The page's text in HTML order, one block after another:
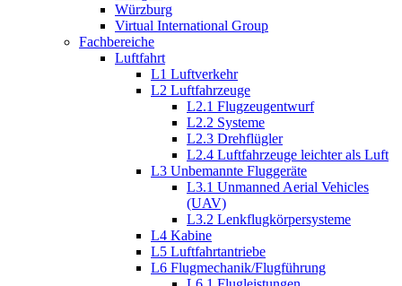
Würzburg
Virtual International Group
Fachbereiche
Luftfahrt
L1 Luftverkehr
L2 Luftfahrzeuge
L2.1 Flugzeugentwurf
L2.2 Systeme
L2.3 Drehflügler
L2.4 Luftfahrzeuge leichter als Luft
L3 Unbemannte Fluggeräte
L3.1 Unmanned Aerial Vehicles
(UAV)
L3.2 Lenkflugkörpersysteme
L4 Kabine
L5 Luftfahrtantriebe
L6 Flugmechanik/Flugführung